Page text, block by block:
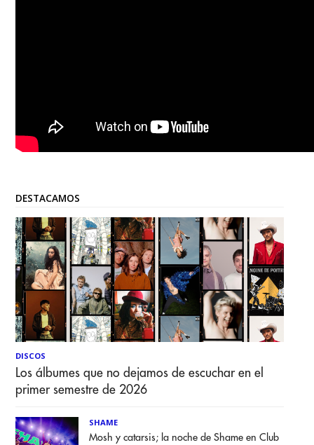
DESTACAMOS
DISCOS
Los álbumes que no dejamos de escuchar en el
primer semestre de 2026
SHAME
Mosh y catarsis; la noche de Shame en Club